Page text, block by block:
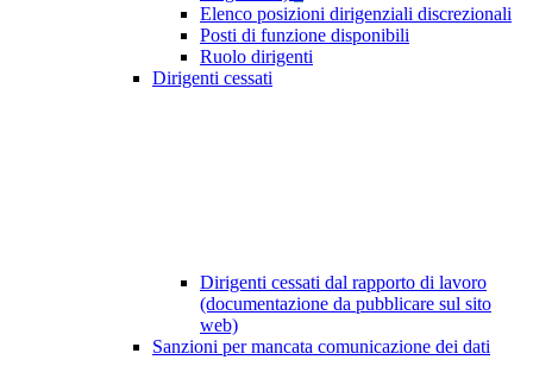
Elenco posizioni dirigenziali discrezionali
Posti di funzione disponibili
Ruolo dirigenti
Dirigenti cessati
Dirigenti cessati dal rapporto di lavoro
(documentazione da pubblicare sul sito
web)
Sanzioni per mancata comunicazione dei dati